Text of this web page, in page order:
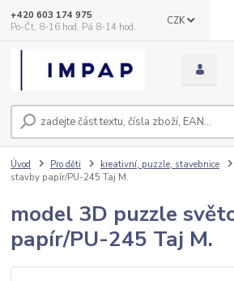
CZK
+420 603 174 975
Po-Čt, 8-16 hod. Pá 8-14 hod.
Úvod Pro děti kreativní, puzzle, stavebnice
stavby papír/PU-245 Taj M.
model 3D puzzle
papír/PU-245 Taj M.